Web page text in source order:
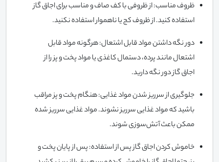
ظروف مناسب: از ظروفی با کف صاف و مناسب برای اجاق گاز
استفاده کنید. از ظروف کج یا ناهموار استفاده نکنید.
دور نگه داشتن مواد قابل اشتعال: هرگونه مواد قابل
اشتعال مانند پرده، دستمال کاغذی یا مواد پخت و پز را از
اجاق گاز دور نگه دارید.
جلوگیری از سرریز شدن مواد غذایی: هنگام پخت و پز مراقب
باشید که مواد غذایی سرریز نشوند. مواد غذایی سرریز شده
ممکن باعث آتش‌سوزی شوند.
خاموش کردن اجاق گاز پس از استفاده: پس از پایان پخت و